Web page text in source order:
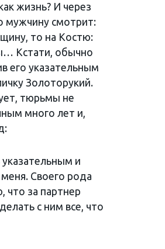
жизнь? И через
мужчину смотрит:
то на Костю:
Кстати, обычно
его указательным
Золоторукий.
тюрьмы не
много лет и,
и
Своего рода
что за партнер
с ним все, что